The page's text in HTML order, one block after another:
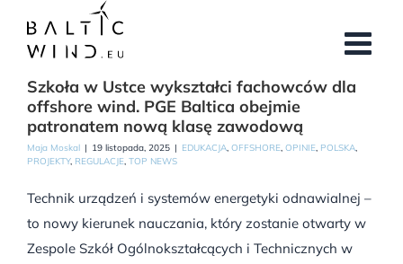
zawartości
Szkoła w Ustce wykształci fachowców dla
offshore wind. PGE Baltica obejmie
patronatem nową klasę zawodową
Maja Moskal | 19 listopada, 2025 | EDUKACJA, OFFSHORE, OPINIE, POLSKA,
PROJEKTY, REGULACJE, TOP NEWS
Technik urządzeń i systemów energetyki odnawialnej –
to nowy kierunek nauczania, który zostanie otwarty w
Zespole Szkół Ogólnokształcących i Technicznych w